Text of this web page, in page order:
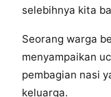
selebihnya kita
Seorang warga
menyampaikan
pembagian nasi
keluarga.